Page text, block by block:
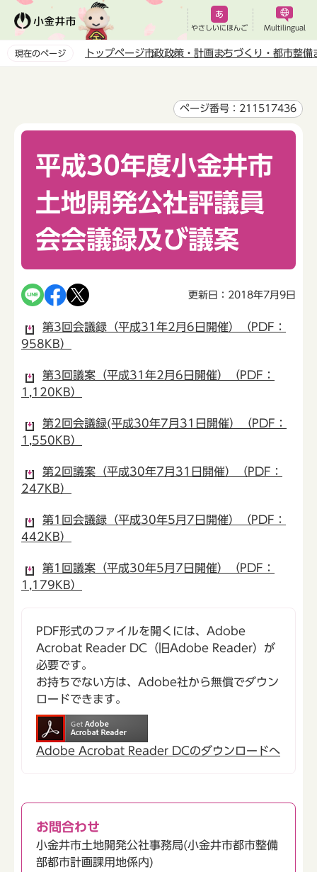
ペ
やさしいにほんご Multilingual
現在のページ トップページ市政政策・計画まちづくり・都市整備
ページ番号：211517436
平成30年度小金井市
土地開発公社評議員
会会議録及び議案
更新日：2018年7月9日
第3回会議録（平成31年2月6日開催）（PDF：
958KB）
第3回議案（平成31年2月6日開催）（PDF：
1,120KB）
第2回会議録(平成30年7月31日開催）（PDF：
1,550KB）
第2回議案（平成30年7月31日開催）（PDF：
247KB）
第1回会議録（平成30年5月7日開催）（PDF：
442KB）
第1回議案（平成30年5月7日開催）（PDF：
1,179KB）
PDF形式のファイルを開くには、Adobe
Acrobat Reader DC（旧Adobe Reader）が
必要です。
お持ちでない方は、Adobe社から無償でダウン
ロードできます。
Adobe Acrobat Reader DCのダウンロードへ
お問合わせ
小金井市土地開発公社事務局(小金井市都市整備
部都市計画課用地係内)